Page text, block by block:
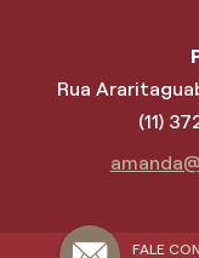
FALE
Rua
(11)